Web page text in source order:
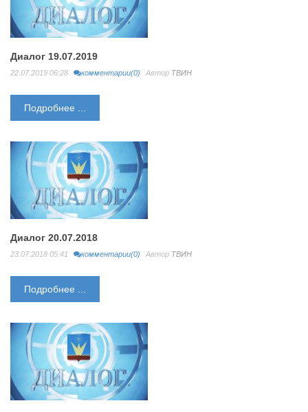
Диалог 19.07.2019
22.07.2019 06:28 комментарии(0) Автор ТВИН
Подробнее ...
Диалог 20.07.2018
23.07.2018 05:41 комментарии(0) Автор ТВИН
Подробнее ...